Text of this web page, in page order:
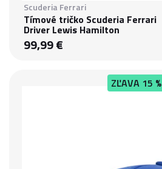
Scuderia Ferrari
Tímové tričko Scuderia Ferrari
Driver Lewis Hamilton
99,99 €
ZĽAVA15 %